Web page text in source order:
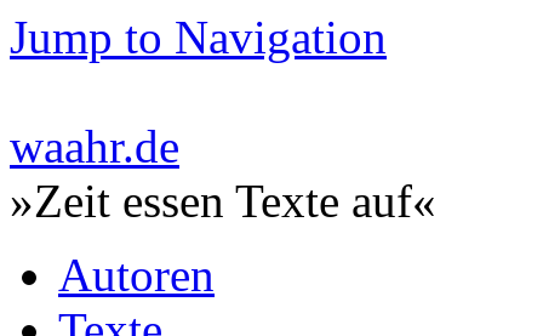
Jump to Navigation
waahr.de
»Zeit essen Texte auf«
Autoren